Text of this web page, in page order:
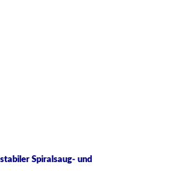
Spiralsaug- und